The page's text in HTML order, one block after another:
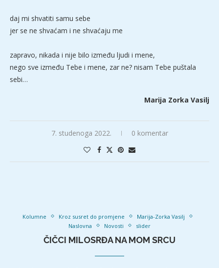
daj mi shvatiti samu sebe
jer se ne shvaćam i ne shvaćaju me
zapravo, nikada i nije bilo između ljudi i mene,
nego sve između Tebe i mene, zar ne? nisam Tebe puštala
sebi…
Marija Zorka Vasilj
7. studenoga 2022. 0 komentar
Kolumne Kroz susret do promjene
Marija-Zorka Vasilj
Naslovna
Novosti slider
ČIČCI MILOSRĐA NA MOM SRCU